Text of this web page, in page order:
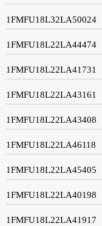
1FMFU18L32LA50024
1FMFU18L22LA44474
1FMFU18L22LA41731
1FMFU18L22LA43161
1FMFU18L22LA43408
1FMFU18L22LA46118
1FMFU18L22LA45405
1FMFU18L22LA40198
1FMFU18L22LA41917